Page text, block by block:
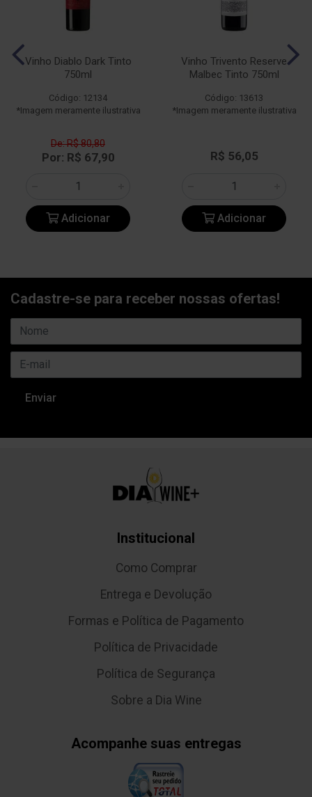
Vinho Diablo Dark Tinto
750ml
Código: 12134
*Imagem meramente ilustrativa
De: R$ 80,80
Por: R$ 67,90
Adicionar
Vinho Trivento Reserve
Malbec Tinto 750ml
Código: 13613
*Imagem meramente ilustrativa
R$ 56,05
Adicionar
Cadastre-se para receber nossas ofertas!
Institucional
Como Comprar
Entrega e Devolução
Formas e Política de Pagamento
Política de Privacidade
Política de Segurança
Sobre a Dia Wine
Acompanhe suas entregas